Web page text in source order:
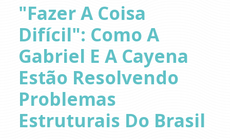
"Fazer A Coisa
Difícil": Como A
Gabriel E A Cayena
Estão Resolvendo
Problemas
Estruturais Do Brasil